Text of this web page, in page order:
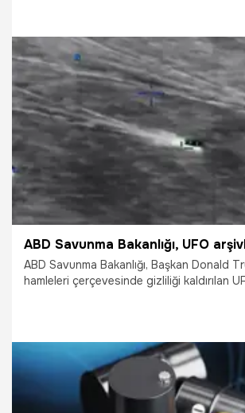
30.05.2026
ABD Savunma Bakanlığı, Başkan Donald
hamleleri çerçevesinde gizliliği kaldırılan
22.05.2026